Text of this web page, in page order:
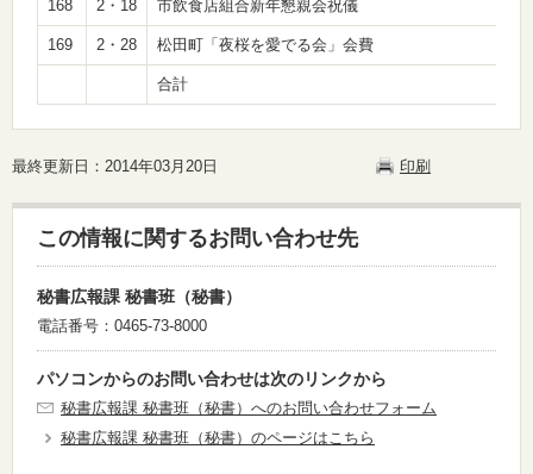
168 2・18 市飲食店組合新年懇親会祝儀
169 2・28 松田町「夜桜を愛でる会」会費
合計
最終更新日：2014年03月20日 印刷
この情報に関するお問い合わせ先
秘書広報課 秘書班（秘書）
電話番号：0465-73-8000
パソコンからのお問い合わせは次のリンクから
秘書広報課 秘書班（秘書）へのお問い合わせフォーム
秘書広報課 秘書班（秘書）のページはこちら